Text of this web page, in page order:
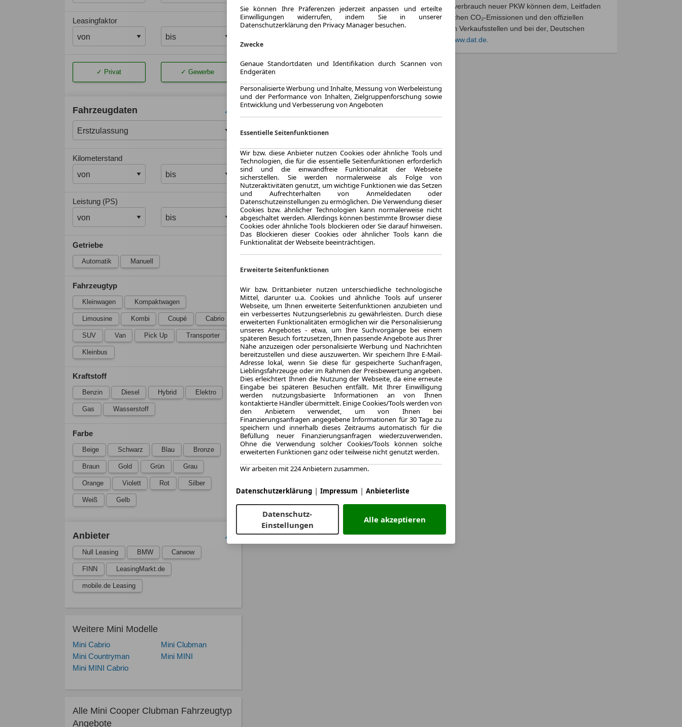
Leasingfaktor
Privat Gewerbe
Fahrzeugdaten
Kilometerstand
Leistung (PS)
Getriebe
Automatik Manuell
Fahrzeugtyp
Kleinwagen Kompaktwagen
Limousine Kombi Coupé Cabrio
SUV Van Pick Up Transporter
Kleinbus
Kraftstoff
Benzin Diesel Hybrid Elektro
Gas Wasserstoff
Farbe
Beige Schwarz Blau Bronze
Braun Gold Grün Grau
Orange Violett Rot Silber
Weiß Gelb
Anbieter
Null Leasing BMW Carwow
FINN LeasingMarkt.de
mobile.de Leasing
Weitere Mini Modelle
Mini Cabrio
Mini Clubman
Mini Countryman
Mini MINI
Mini MINI Cabrio
Alle Mini Cooper Clubman Fahrzeugtyp
Angebote
spezifischen CO₂-Emissionen und gegebenenfalls zum Stromverbrauch neuer PKW können dem, Leitfaden
über den offiziellen Kraftstoffverbrauch, die offiziellen spezifischen CO₂-Emissionen und den offiziellen
Stromverbrauch neuer PKW‘ entnommen werden, der an allen Verkaufsstellen und bei der‚ Deutschen
www.dat.de
Sie können Ihre Präferenzen jederzeit anpassen und erteilte
Einwilligungen widerrufen, indem Sie in unserer
Datenschutzerklärung den Privacy Manager besuchen.
Zwecke
Genaue Standortdaten und Identifikation durch Scannen von
Endgeräten
Personalisierte Werbung und Inhalte, Messung von Werbeleistung
und der Performance von Inhalten, Zielgruppenforschung sowie
Entwicklung und Verbesserung von Angeboten
Essentielle Seitenfunktionen
Wir bzw. diese Anbieter nutzen Cookies oder ähnliche Tools und
Technologien, die für die essentielle Seitenfunktionen erforderlich
sind und die einwandfreie Funktionalität der Webseite
sicherstellen. Sie werden normalerweise als Folge von
Nutzeraktivitäten genutzt, um wichtige Funktionen wie das Setzen
und Aufrechterhalten von Anmeldedaten oder
Datenschutzeinstellungen zu ermöglichen. Die Verwendung dieser
Cookies bzw. ähnlicher Technologien kann normalerweise nicht
abgeschaltet werden. Allerdings können bestimmte Browser diese
Cookies oder ähnliche Tools blockieren oder Sie darauf hinweisen.
Das Blockieren dieser Cookies oder ähnlicher Tools kann die
Funktionalität der Webseite beeinträchtigen.
Erweiterte Seitenfunktionen
Wir bzw. Drittanbieter nutzen unterschiedliche technologische
Mittel, darunter u.a. Cookies und ähnliche Tools auf unserer
Webseite, um Ihnen erweiterte Seitenfunktionen anzubieten und
ein verbessertes Nutzungserlebnis zu gewährleisten. Durch diese
erweiterten Funktionalitäten ermöglichen wir die Personalisierung
unseres Angebotes - etwa, um Ihre Suchvorgänge bei einem
späteren Besuch fortzusetzen, Ihnen passende Angebote aus Ihrer
Nähe anzuzeigen oder personalisierte Werbung und Nachrichten
bereitzustellen und diese auszuwerten. Wir speichern Ihre E-Mail-
Adresse lokal, wenn Sie diese für gespeicherte Suchanfragen,
Lieblingsfahrzeuge oder im Rahmen der Preisbewertung angeben.
Dies erleichtert Ihnen die Nutzung der Webseite, da eine erneute
Eingabe bei späteren Besuchen entfällt. Mit Ihrer Einwilligung
werden nutzungsbasierte Informationen an von Ihnen
kontaktierte Händler übermittelt. Einige Cookies/Tools werden von
den Anbietern verwendet, um von Ihnen bei
Finanzierungsanfragen angegebene Informationen für 30 Tage zu
speichern und innerhalb dieses Zeitraums automatisch für die
Befüllung neuer Finanzierungsanfragen wiederzuverwenden.
Ohne die Verwendung solcher Cookies/Tools können solche
erweiterten Funktionen ganz oder teilweise nicht genutzt werden.
Wir arbeiten mit 224 Anbietern zusammen.
Datenschutzerklärung | Impressum | Anbieterliste
Datenschutz-
Einstellungen
Alle akzeptieren